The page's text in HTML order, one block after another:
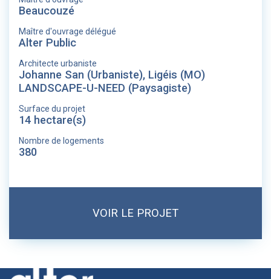
Beaucouzé
Maître d'ouvrage délégué
Alter Public
Architecte urbaniste
Johanne San (Urbaniste), Ligéis (MO)
LANDSCAPE-U-NEED (Paysagiste)
Surface du projet
14 hectare(s)
Nombre de logements
380
VOIR LE PROJET